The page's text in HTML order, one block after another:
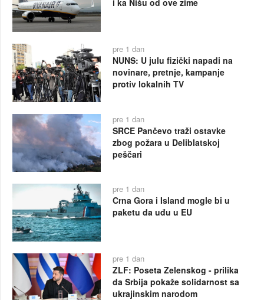
i ka Nišu od ove zime
pre 1 dan
NUNS: U julu fizički napadi na
novinare, pretnje, kampanje
protiv lokalnih TV
pre 1 dan
SRCE Pančevo traži ostavke
zbog požara u Deliblatskoj
peščari
pre 1 dan
Crna Gora i Island mogle bi u
paketu da uđu u EU
pre 1 dan
ZLF: Poseta Zelenskog - prilika
da Srbija pokaže solidarnost sa
ukrajinskim narodom